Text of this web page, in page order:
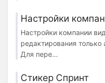
Настройки
Настройки компании
редактирования
Для пере...
Стикер Спринт